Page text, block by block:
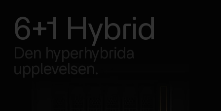
6+1 Hybrid
Den hyperhybrida
upplevelsen.